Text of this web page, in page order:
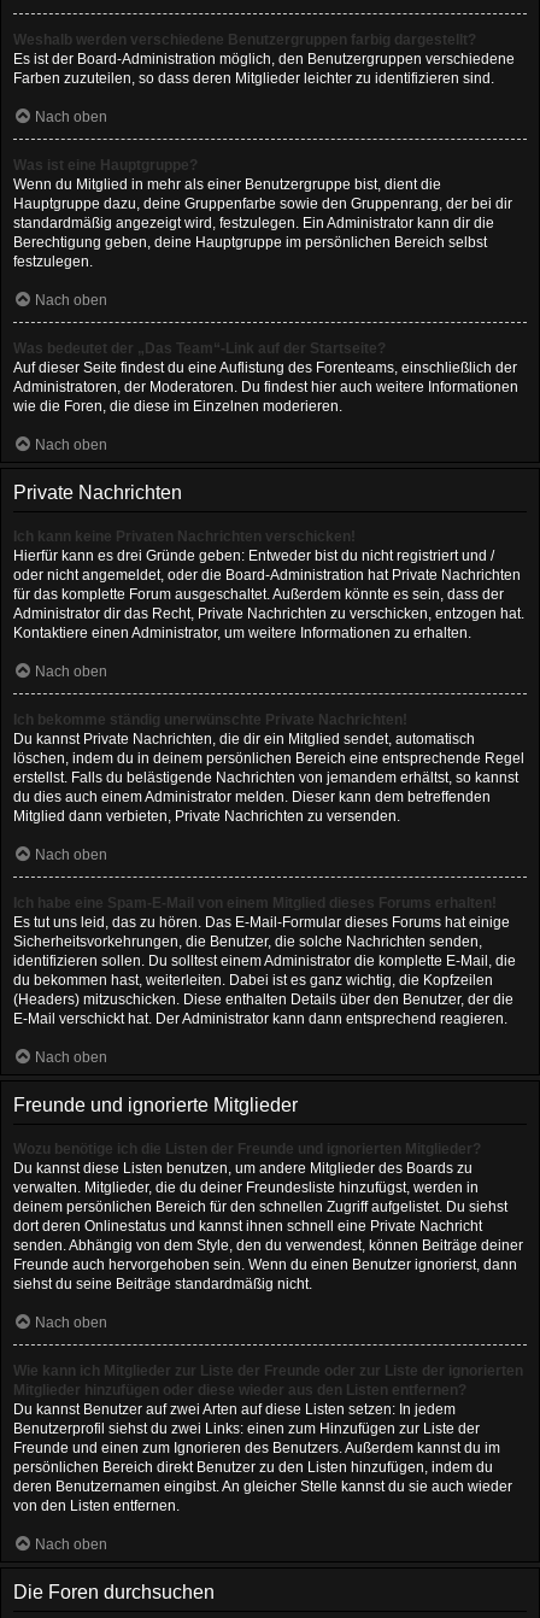
Weshalb werden verschiedene Benutzergruppen farbig dargestellt?
Es ist der Board-Administration möglich, den Benutzergruppen verschiedene
Farben zuzuteilen, so dass deren Mitglieder leichter zu identifizieren sind.
Nach oben
Was ist eine Hauptgruppe?
Wenn du Mitglied in mehr als einer Benutzergruppe bist, dient die
Hauptgruppe dazu, deine Gruppenfarbe sowie den Gruppenrang, der bei dir
standardmäßig angezeigt wird, festzulegen. Ein Administrator kann dir die
Berechtigung geben, deine Hauptgruppe im persönlichen Bereich selbst
festzulegen.
Nach oben
Was bedeutet der „Das Team“-Link auf der Startseite?
Auf dieser Seite findest du eine Auflistung des Forenteams, einschließlich der
Administratoren, der Moderatoren. Du findest hier auch weitere Informationen
wie die Foren, die diese im Einzelnen moderieren.
Nach oben
Private Nachrichten
Ich kann keine Privaten Nachrichten verschicken!
Hierfür kann es drei Gründe geben: Entweder bist du nicht registriert und /
oder nicht angemeldet, oder die Board-Administration hat Private Nachrichten
für das komplette Forum ausgeschaltet. Außerdem könnte es sein, dass der
Administrator dir das Recht, Private Nachrichten zu verschicken, entzogen hat.
Kontaktiere einen Administrator, um weitere Informationen zu erhalten.
Nach oben
Ich bekomme ständig unerwünschte Private Nachrichten!
Du kannst Private Nachrichten, die dir ein Mitglied sendet, automatisch
löschen, indem du in deinem persönlichen Bereich eine entsprechende Regel
erstellst. Falls du belästigende Nachrichten von jemandem erhältst, so kannst
du dies auch einem Administrator melden. Dieser kann dem betreffenden
Mitglied dann verbieten, Private Nachrichten zu versenden.
Nach oben
Ich habe eine Spam-E-Mail von einem Mitglied dieses Forums erhalten!
Es tut uns leid, das zu hören. Das E-Mail-Formular dieses Forums hat einige
Sicherheitsvorkehrungen, die Benutzer, die solche Nachrichten senden,
identifizieren sollen. Du solltest einem Administrator die komplette E-Mail, die
du bekommen hast, weiterleiten. Dabei ist es ganz wichtig, die Kopfzeilen
(Headers) mitzuschicken. Diese enthalten Details über den Benutzer, der die
E-Mail verschickt hat. Der Administrator kann dann entsprechend reagieren.
Nach oben
Freunde und ignorierte Mitglieder
Wozu benötige ich die Listen der Freunde und ignorierten Mitglieder?
Du kannst diese Listen benutzen, um andere Mitglieder des Boards zu
verwalten. Mitglieder, die du deiner Freundesliste hinzufügst, werden in
deinem persönlichen Bereich für den schnellen Zugriff aufgelistet. Du siehst
dort deren Onlinestatus und kannst ihnen schnell eine Private Nachricht
senden. Abhängig von dem Style, den du verwendest, können Beiträge deiner
Freunde auch hervorgehoben sein. Wenn du einen Benutzer ignorierst, dann
siehst du seine Beiträge standardmäßig nicht.
Nach oben
Wie kann ich Mitglieder zur Liste der Freunde oder zur Liste der ignorierten
Mitglieder hinzufügen oder diese wieder aus den Listen entfernen?
Du kannst Benutzer auf zwei Arten auf diese Listen setzen: In jedem
Benutzerprofil siehst du zwei Links: einen zum Hinzufügen zur Liste der
Freunde und einen zum Ignorieren des Benutzers. Außerdem kannst du im
persönlichen Bereich direkt Benutzer zu den Listen hinzufügen, indem du
deren Benutzernamen eingibst. An gleicher Stelle kannst du sie auch wieder
von den Listen entfernen.
Nach oben
Die Foren durchsuchen